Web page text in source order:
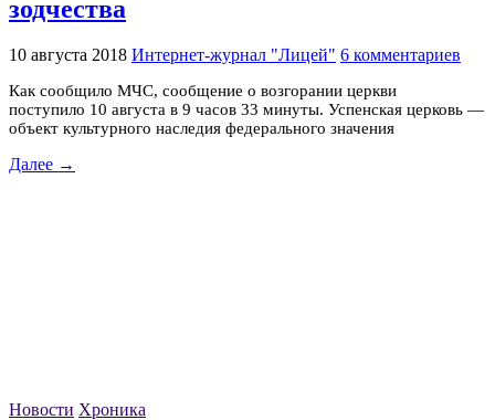
зодчества
10 августа 2018 Интернет-журнал "Лицей" 6 комментариев
Как сообщило МЧС, сообщение о возгорании церкви
поступило 10 августа в 9 часов 33 минуты. Успенская церковь —
объект культурного наследия федерального значения
Далее →
Новости Хроника